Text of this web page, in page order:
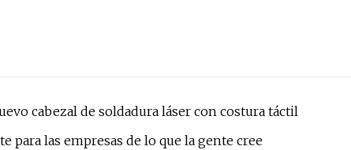
cabezal de soldadura láser con costura táctil
para las empresas de lo que la gente cree